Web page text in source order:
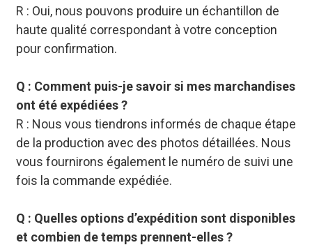
R : Oui, nous pouvons produire un échantillon de
haute qualité correspondant à votre conception
pour confirmation.
Q : Comment puis-je savoir si mes marchandises
ont été expédiées ?
R : Nous vous tiendrons informés de chaque étape
de la production avec des photos détaillées. Nous
vous fournirons également le numéro de suivi une
fois la commande expédiée.
Q : Quelles options d’expédition sont disponibles
et combien de temps prennent-elles ?